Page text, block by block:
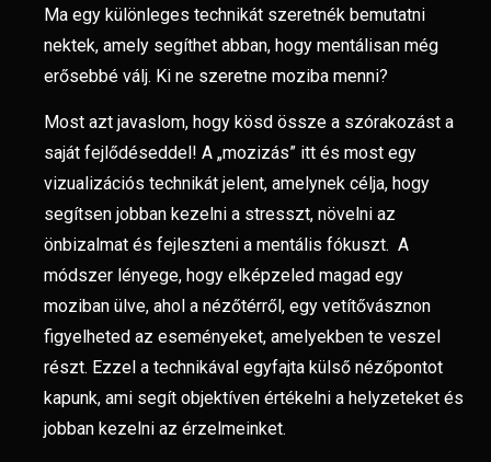
Ma egy különleges technikát szeretnék bemutatni
nektek, amely segíthet abban, hogy mentálisan még
erősebbé válj. Ki ne szeretne moziba menni?
Most azt javaslom, hogy kösd össze a szórakozást a
saját fejlődéseddel! A „mozizás” itt és most egy
vizualizációs technikát jelent, amelynek célja, hogy
segítsen jobban kezelni a stresszt, növelni az
önbizalmat és fejleszteni a mentális fókuszt. A
módszer lényege, hogy elképzeled magad egy
moziban ülve, ahol a nézőtérről, egy vetítővásznon
figyelheted az eseményeket, amelyekben te veszel
részt. Ezzel a technikával egyfajta külső nézőpontot
kapunk, ami segít objektíven értékelni a helyzeteket és
jobban kezelni az érzelmeinket.